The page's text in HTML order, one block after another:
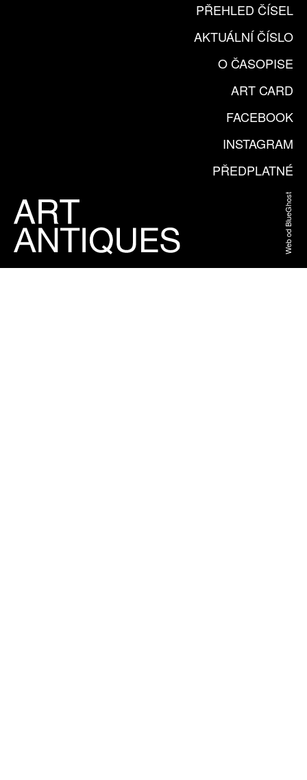
PŘEHLED ČÍSEL
AKTUÁLNÍ ČÍSLO
O ČASOPISE
ART CARD
FACEBOOK
INSTAGRAM
PŘEDPLATNÉ
Web od BlueGhost